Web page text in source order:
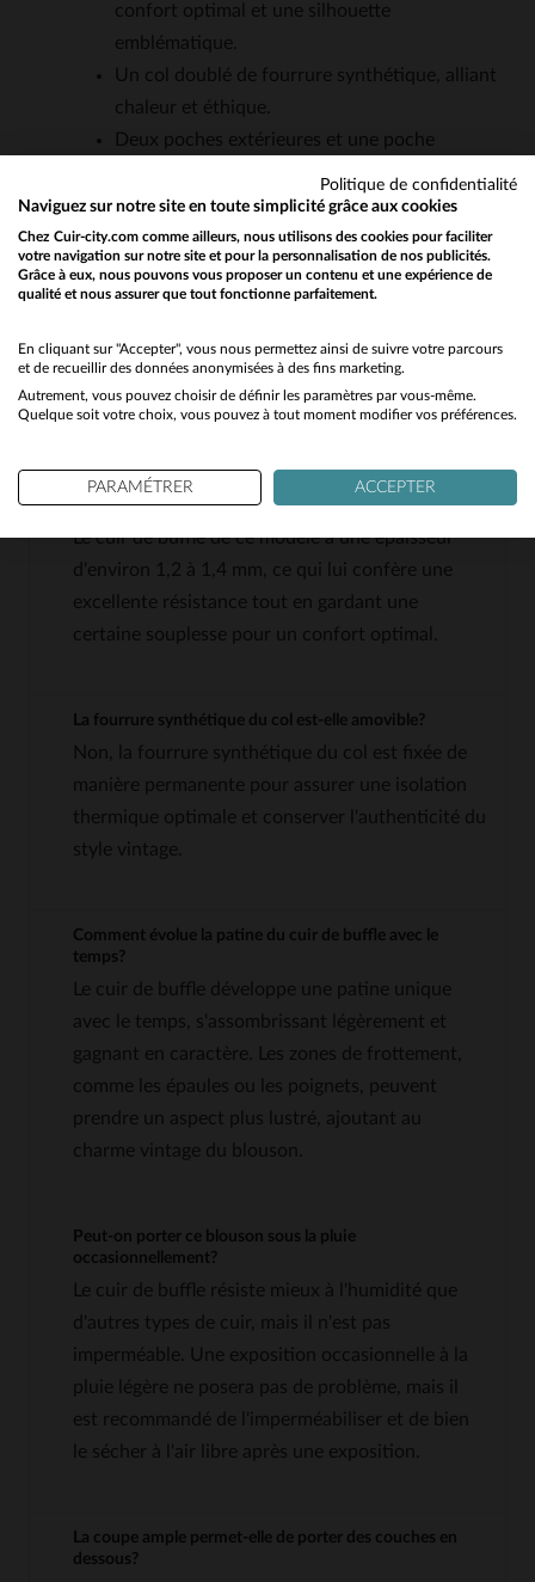
confort optimal et une silhouette
emblématique.
Un col doublé de fourrure synthétique, alliant
chaleur et éthique.
Deux poches extérieures et une poche
Un style vintage et intemporel, inspiré des
vestes militaires G-1 de l’US Navy.
Une polyvalence qui permet de l’associer aussi
bien à des tenues décontractées qu’à des looks
QUESTIONS FRÉQUENTES
Quelle est l'épaisseur du cuir de buffle utilisé pour ce
blouson?
Le cuir de buffle de ce modèle a une épaisseur
d'environ 1,2 à 1,4 mm, ce qui lui confère une
excellente résistance tout en gardant une
certaine souplesse pour un confort optimal.
La fourrure synthétique du col est-elle amovible?
Non, la fourrure synthétique du col est fixée de
manière permanente pour assurer une isolation
thermique optimale et conserver l'authenticité du
style vintage.
Comment évolue la patine du cuir de buffle avec le
temps?
Le cuir de buffle développe une patine unique
avec le temps, s'assombrissant légèrement et
gagnant en caractère. Les zones de frottement,
comme les épaules ou les poignets, peuvent
prendre un aspect plus lustré, ajoutant au
charme vintage du blouson.
Peut-on porter ce blouson sous la pluie
occasionnellement?
Le cuir de buffle résiste mieux à l'humidité que
d'autres types de cuir, mais il n'est pas
imperméable. Une exposition occasionnelle à la
pluie légère ne posera pas de problème, mais il
est recommandé de l'imperméabiliser et de bien
le sécher à l'air libre après une exposition.
La coupe ample permet-elle de porter des couches en
dessous?
Would you like to be redirected to our English site?
No
Yes
Politique de confidentialité
Naviguez sur notre site en toute simplicité grâce aux cookies
Chez Cuir-city.com comme ailleurs, nous utilisons des cookies pour faciliter
votre navigation sur notre site et pour la personnalisation de nos publicités.
Grâce à eux, nous pouvons vous proposer un contenu et une expérience de
qualité et nous assurer que tout fonctionne parfaitement.
En cliquant sur "Accepter", vous nous permettez ainsi de suivre votre parcours
et de recueillir des données anonymisées à des fins marketing.
Autrement, vous pouvez choisir de définir les paramètres par vous-même.
Quelque soit votre choix, vous pouvez à tout moment modifier vos préférences.
PARAMÉTRER ACCEPTER